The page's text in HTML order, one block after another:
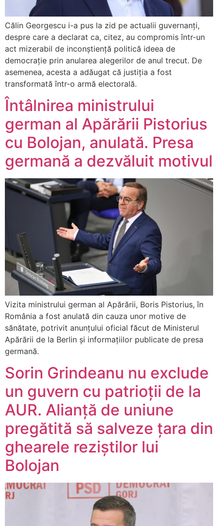
Călin Georgescu i-a pus la zid pe actualii guvernanți,
despre care a declarat ca, citez, au compromis într-un
act mizerabil de inconștiență politică ideea de
democrație prin anularea alegerilor de anul trecut. De
asemenea, acesta a adăugat că justiția a fost
transformată într-o armă electorală.
Întâlnirea ministrului
german al Apărării Pistorius
cu Bolojan, anulată. Presa
germană a dezvăluit motivul
Vizita ministrului german al Apărării, Boris Pistorius, în
România a fost anulată din cauza unor motive de
sănătate, potrivit anunțului oficial făcut de Ministerul
Apărării de la Berlin și informațiilor publicate de presa
germană.​
Sorin Grindeanu nu exclude
un guvern cu patrioții de la
AUR. Alianță de uniune
pregătită să salveze țara din
ghearele reziștilor lui
Bolojan